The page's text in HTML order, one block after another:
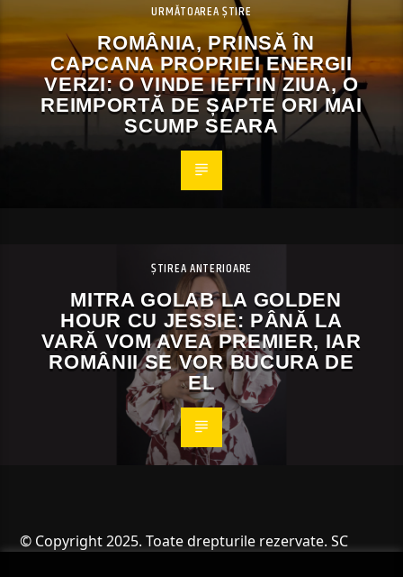
URMĂTOAREA ȘTIRE
ROMÂNIA, PRINSĂ ÎN
CAPCANA PROPRIEI ENERGII
VERZI: O VINDE IEFTIN ZIUA, O
REIMPORTĂ DE ȘAPTE ORI MAI
SCUMP SEARA
ȘTIREA ANTERIOARE
MITRA GOLAB LA GOLDEN
HOUR CU JESSIE: PÂNĂ LA
VARĂ VOM AVEA PREMIER, IAR
ROMÂNII SE VOR BUCURA DE
EL
© Copyright 2025. Toate drepturile rezervate. SC